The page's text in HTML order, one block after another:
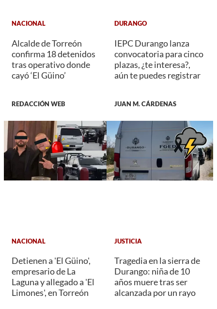
NACIONAL
Alcalde de Torreón
confirma 18 detenidos
tras operativo donde
cayó ‘El Güino’
REDACCIÓN WEB
DURANGO
IEPC Durango lanza
convocatoria para cinco
plazas, ¿te interesa?,
aún te puedes registrar
JUAN M. CÁRDENAS
NACIONAL
Detienen a 'El Güino',
empresario de La
Laguna y allegado a 'El
Limones', en Torreón
JUSTICIA
Tragedia en la sierra de
Durango: niña de 10
años muere tras ser
alcanzada por un rayo